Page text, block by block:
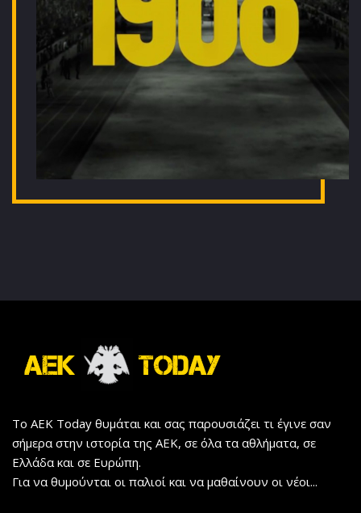
Το AEK Today θυμάται και σας παρουσιάζει τι έγινε σαν
σήμερα στην ιστορία της ΑΕΚ, σε όλα τα αθλήματα, σε
Ελλάδα και σε Ευρώπη.
Για να θυμούνται οι παλιοί και να μαθαίνουν οι νέοι...